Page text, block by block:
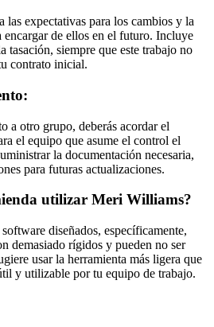
las expectativas para los cambios y la
encargar de ellos en el futuro. Incluye
tasación, siempre que este trabajo no
contrato inicial.
a otro grupo, deberás acordar el
el equipo que asume el control el
la documentación necesaria,
para futuras actualizaciones.
utilizar Meri Williams?
diseñados, específicamente,
demasiado rígidos y pueden no ser
usar la herramienta más ligera que
y utilizable por tu equipo de trabajo.